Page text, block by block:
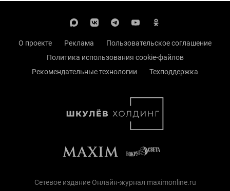
О проекте Реклама
Пользовательское соглашение
Политика использования cookie-файлов
Рекомендательные технологии
Техподдержка
Сетевое издание Онлайн-журнал maximonline.ru